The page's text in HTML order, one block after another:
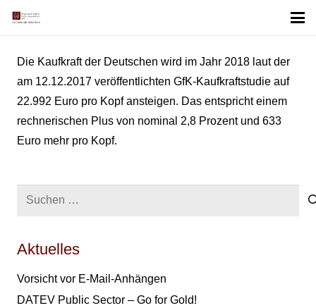
Die Kaufkraft der Deutschen wird im Jahr 2018 laut der
am 12.12.2017 veröffentlichten GfK-Kaufkraftstudie auf
22.992 Euro pro Kopf ansteigen. Das entspricht einem
rechnerischen Plus von nominal 2,8 Prozent und 633
Euro mehr pro Kopf.
Suchen
Aktuelles
Vorsicht vor E-Mail-Anhängen
DATEV Public Sector – Go for Gold!